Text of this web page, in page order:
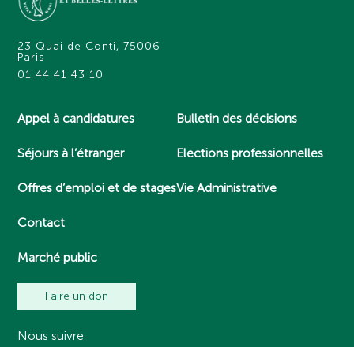
23 Quai de Conti, 75006
Paris
01 44 41 43 10
Appel à candidatures
Séjours à l’étranger
Offres d’emploi et de stages
Contact
Marché public
Bulletin des décisions
Elections professionnelles
Vie Administrative
Faire un don
Nous suivre